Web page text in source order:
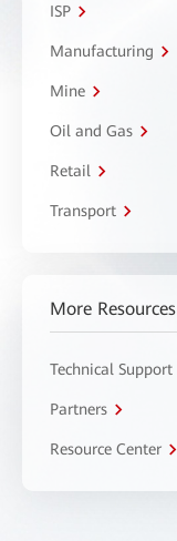
ISP
Manufacturing
Mine
Oil and Gas
Retail
Transport
More Resources
Technical Support
Partners
Resource Center